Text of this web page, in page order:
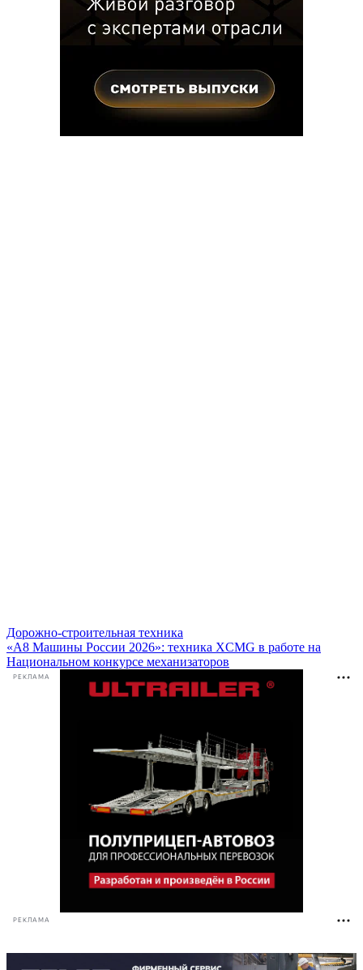
Дорожно-строительная техника
«А8 Машины России 2026»: техника XCMG в работе на
Национальном конкурсе механизаторов
РЕКЛАМА
РЕКЛАМА